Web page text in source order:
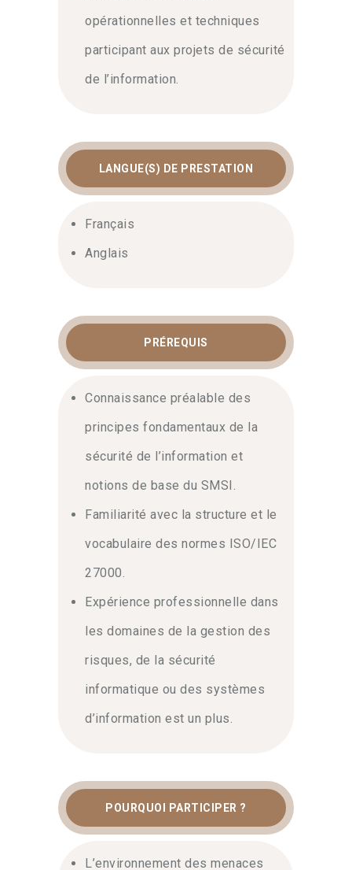
opérationnelles et techniques
participant aux projets de sécurité
de l’information.
LANGUE(S) DE PRESTATION
Français
Anglais
PRÉREQUIS
Connaissance préalable des
principes fondamentaux de la
sécurité de l’information et
notions de base du SMSI.
Familiarité avec la structure et le
vocabulaire des normes ISO/IEC
27000.
Expérience professionnelle dans
les domaines de la gestion des
risques, de la sécurité
informatique ou des systèmes
d’information est un plus.
POURQUOI PARTICIPER ?
L’environnement des menaces